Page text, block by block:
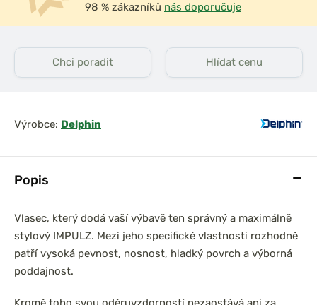
Popis
Vlasec, který dodá vaší výbavě ten správný a maximálně
stylový IMPULZ. Mezi jeho specifické vlastnosti rozhodně
patří vysoká pevnost, nosnost, hladký povrch a výborná
poddajnost.
98 % zákazníků nás doporučuje
Chci poradit Hlídat cenu
Výrobce: Delphin